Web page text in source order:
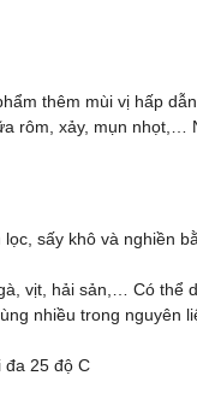
thêm mùi vị hấp
rôm, xảy, mụn nhọt,…
sấy khô và nghiền
vịt, hải sản,… Có thể
nhiều trong nguyên
đa 25 độ C